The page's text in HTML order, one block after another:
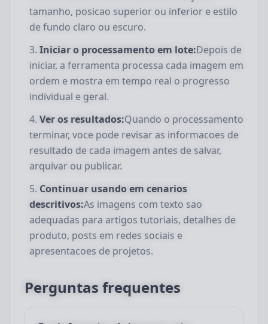
tamanho, posicao superior ou inferior e estilo
de fundo claro ou escuro.
Iniciar o processamento em lote:Depois de
iniciar, a ferramenta processa cada imagem em
ordem e mostra em tempo real o progresso
individual e geral.
Ver os resultados:Quando o processamento
terminar, voce pode revisar as informacoes de
resultado de cada imagem antes de salvar,
arquivar ou publicar.
Continuar usando em cenarios
descritivos:As imagens com texto sao
adequadas para artigos tutoriais, detalhes de
produto, posts em redes sociais e
apresentacoes de projetos.
Perguntas frequentes